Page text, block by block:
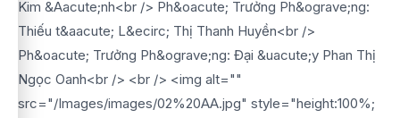
Kim &Aacute;nh<br /> Ph&oacute; Trưởng Ph&ograve;ng:
Thiếu t&aacute; L&ecirc; Thị Thanh Huyền<br />
Ph&oacute; Trưởng Ph&ograve;ng: Đại &uacute;y Phan Thị
Ngọc Oanh<br /> <br /> <img alt=""
src="/Images/images/02%20AA.jpg" style="height:100%;